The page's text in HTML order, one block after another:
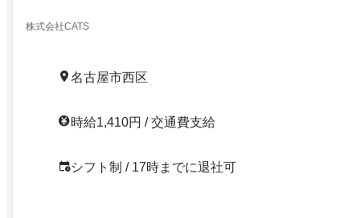
株式会社CATS
名古屋市西区
時給1,410円 / 交通費支給
シフト制 / 17時までに退社可